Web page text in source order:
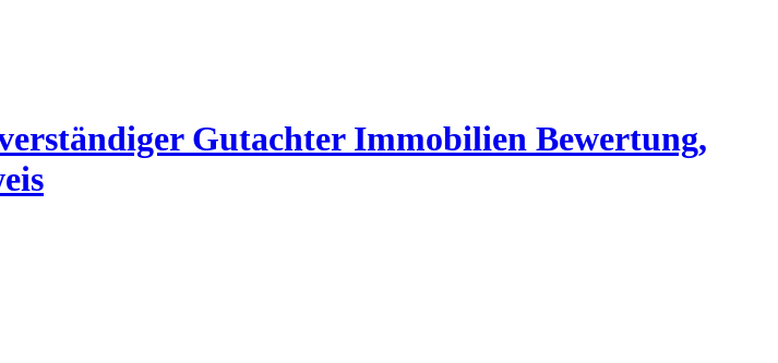
Gutachter Immobilien Bewertung,